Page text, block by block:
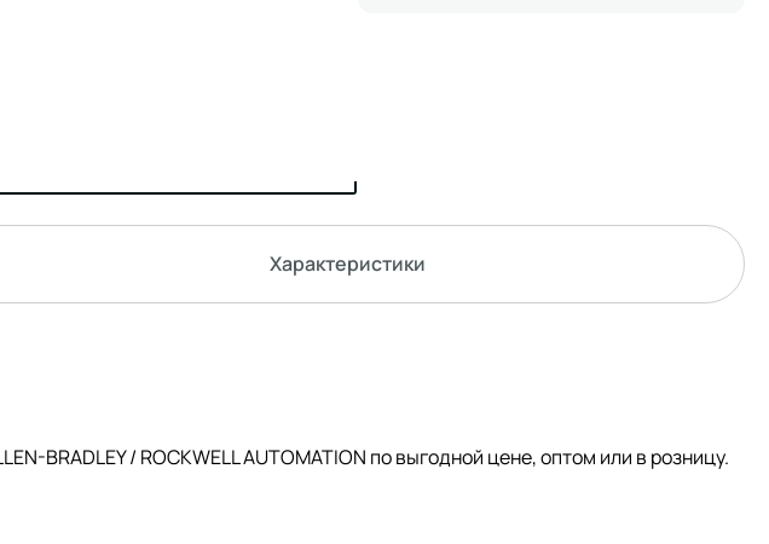
Характеристики
/ ROCKWELL AUTOMATION по выгодной цене, оптом или в розницу.